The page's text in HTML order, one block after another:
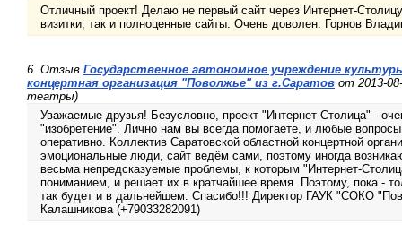
Отличный проект! Делаю не первый сайт через Интернет-
визитки, так и полноценные сайты. Очень доволен. Горнов
6. Отзыв Государственное автономное учреждение
концертная организация "Поволжье" из г.Саратов от 2013-
театры)
Уважаемые друзья! Безусловно, проект "Интернет-Столица" -
"изобретение". Лично нам вы всегда помогаете, и любые
оперативно. Коллектив Саратовской областной концертной
эмоциональные люди, сайт ведём сами, поэтому иногда
весьма непредсказуемые проблемы, к которым "Интернет-
пониманием, и решает их в кратчайшее время. Поэтому, пока -
так будет и в дальнейшем. Спасибо!!! Директор ГАУК "СОКО
Калашникова (+79033282091)